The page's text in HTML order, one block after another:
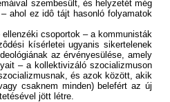
szembesült, és helyzetét még
ahol ez idô tájt hasonló folyamatok
csoportok – a kommunisták
kísérletei ugyanis sikertelenek
az érvényesülése, amely
– a kollektivizáló szocializmuson
és azok között, akik
csaknem minden) belefért az új
jött létre.